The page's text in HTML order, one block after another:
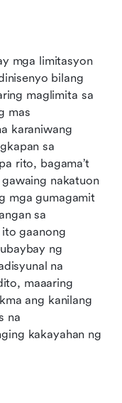
mga limitasyon
bilang
maglimita sa
mas
karaniwang
sa
rito, bagama’t
nakatuon
mga gumagamit
sa
gaanong
ng
na
maaaring
ang kanilang
na
kakayahan ng